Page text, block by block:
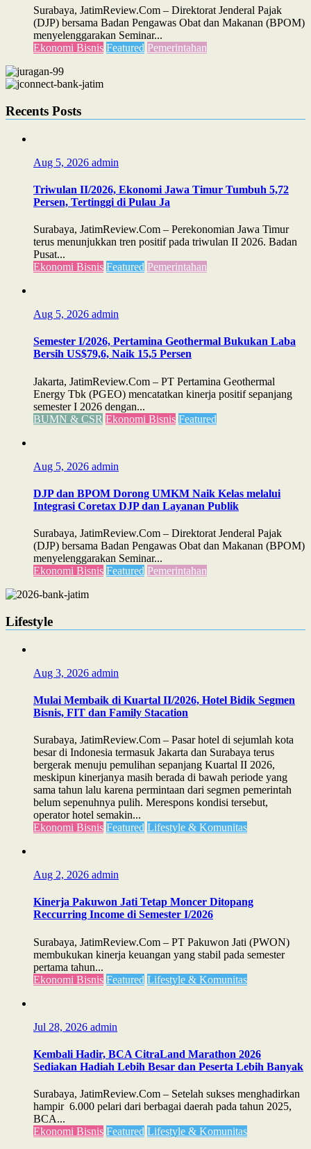
Surabaya, JatimReview.Com – Direktorat Jenderal Pajak
(DJP) bersama Badan Pengawas Obat dan Makanan (BPOM)
menyelenggarakan Seminar...
Ekonomi Bisnis Featured Pemerintahan
Recents Posts
Aug 5, 2026 admin
Triwulan II/2026, Ekonomi Jawa Timur Tumbuh 5,72
Persen, Tertinggi di Pulau Ja
Surabaya, JatimReview.Com – Perekonomian Jawa Timur
terus menunjukkan tren positif pada triwulan II 2026. Badan
Pusat...
Ekonomi Bisnis Featured Pemerintahan
Aug 5, 2026 admin
Semester I/2026, Pertamina Geothermal Bukukan Laba
Bersih US$79,6, Naik 15,5 Persen
Jakarta, JatimReview.Com – PT Pertamina Geothermal
Energy Tbk (PGEO) mencatatkan kinerja positif sepanjang
semester I 2026 dengan...
BUMN & CSR Ekonomi Bisnis Featured
Aug 5, 2026 admin
DJP dan BPOM Dorong UMKM Naik Kelas melalui
Integrasi Coretax DJP dan Layanan Publik
Surabaya, JatimReview.Com – Direktorat Jenderal Pajak
(DJP) bersama Badan Pengawas Obat dan Makanan (BPOM)
menyelenggarakan Seminar...
Ekonomi Bisnis Featured Pemerintahan
Lifestyle
Aug 3, 2026 admin
Mulai Membaik di Kuartal II/2026, Hotel Bidik Segmen
Bisnis, FIT dan Family Stacation
Surabaya, JatimReview.Com – Pasar hotel di sejumlah kota
besar di Indonesia termasuk Jakarta dan Surabaya terus
bergerak menuju pemulihan sepanjang Kuartal II 2026,
meskipun kinerjanya masih berada di bawah periode yang
sama tahun lalu karena permintaan dari segmen pemerintah
belum sepenuhnya pulih. Merespons kondisi tersebut,
operator hotel semakin...
Ekonomi Bisnis Featured Lifestyle & Komunitas
Aug 2, 2026 admin
Kinerja Pakuwon Jati Tetap Moncer Ditopang
Reccurring Income di Semester I/2026
Surabaya, JatimReview.Com – PT Pakuwon Jati (PWON)
membukukan kinerja keuangan yang stabil pada semester
pertama tahun...
Ekonomi Bisnis Featured Lifestyle & Komunitas
Jul 28, 2026 admin
Kembali Hadir, BCA CitraLand Marathon 2026
Sediakan Hadiah Lebih Besar dan Peserta Lebih Banyak
Surabaya, JatimReview.Com – Setelah sukses menghadirkan
hampir 6.000 pelari dari berbagai daerah pada tahun 2025,
BCA...
Ekonomi Bisnis Featured Lifestyle & Komunitas